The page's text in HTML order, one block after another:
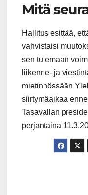
Mitä
Hallitus esittää,
vahvistaisi
sen tulemaan
liikenne- ja
mietinnössään
siirtymäaikaa
Tasavallan
perjantaina